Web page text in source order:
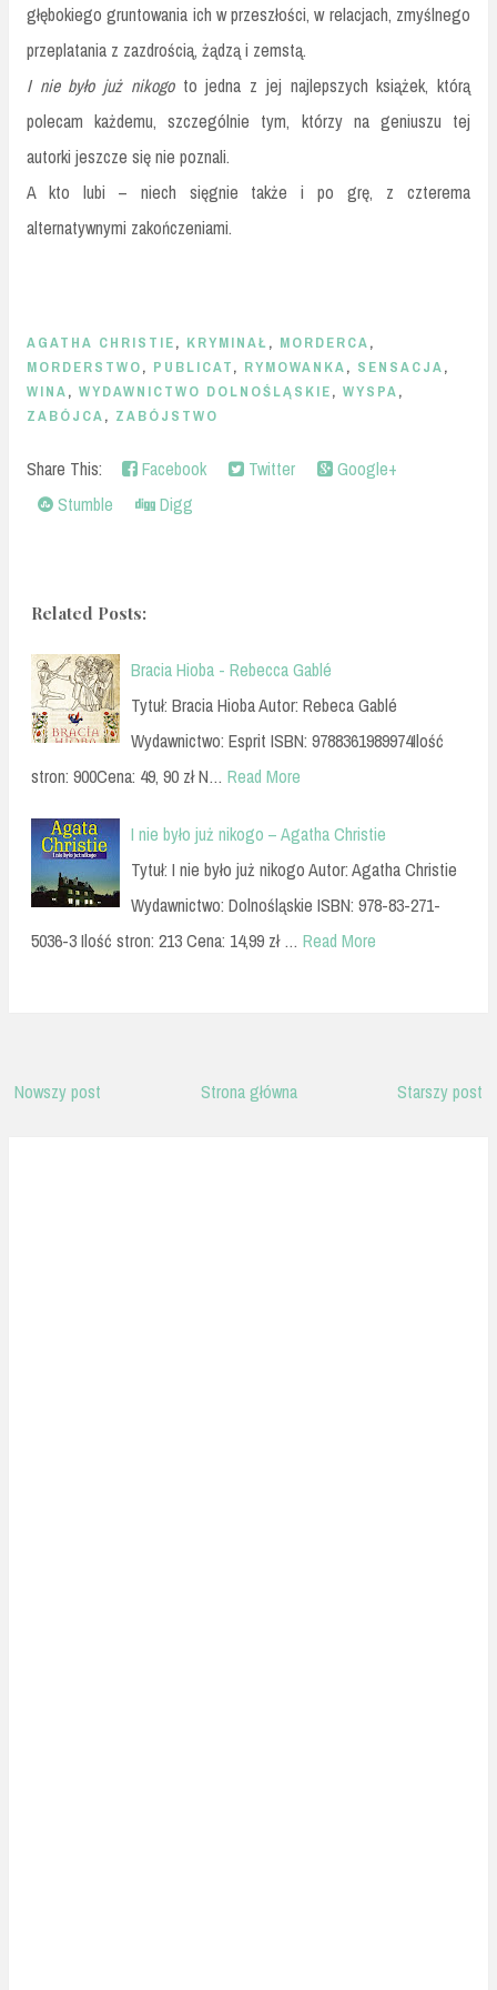
głębokiego gruntowania ich w przeszłości, w relacjach, zmyślnego
przeplatania z zazdrością, żądzą i zemstą.
I nie było już nikogo to jedna z jej najlepszych książek, którą
polecam każdemu, szczególnie tym, którzy na geniuszu tej
autorki jeszcze się nie poznali.
A kto lubi – niech sięgnie także i po grę, z czterema
alternatywnymi zakończeniami.
AGATHA CHRISTIE, KRYMINAŁ, MORDERCA,
MORDERSTWO, PUBLICAT, RYMOWANKA, SENSACJA,
WINA, WYDAWNICTWO DOLNOŚLĄSKIE, WYSPA,
ZABÓJCA, ZABÓJSTWO
Share This: Facebook Twitter
Google+
Stumble
Digg
Related Posts:
Bracia Hioba - Rebecca Gablé
Tytuł: Bracia Hioba Autor: Rebeca Gablé
Wydawnictwo: Esprit ISBN: 9788361989974Ilość
stron: 900Cena: 49, 90 zł N… Read More
I nie było już nikogo – Agatha Christie
Tytuł: I nie było już nikogo Autor: Agatha Christie
Wydawnictwo: Dolnośląskie ISBN: 978-83-271-
5036-3 Ilość stron: 213 Cena: 14,99 zł … Read More
Nowszy post Starszy post
Strona główna